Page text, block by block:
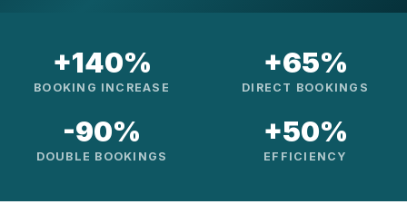
+140%
BOOKING INCREASE
+65%
DIRECT BOOKINGS
-90%
DOUBLE BOOKINGS
+50%
EFFICIENCY